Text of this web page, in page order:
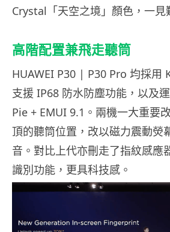
Crystal「天空之境」顏色，一見
高階配置兼飛走聽筒
HUAWEI P30 | P30 Pro 均採用
支援 IP68 防水防塵功能，以及
Pie + EMUI 9.1。兩機一大重要
頂的聽筒位置，改以磁力震動熒
音。對比上代亦刪走了指紋感應
識別功能，更具科技感。